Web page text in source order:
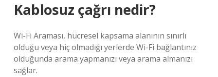
Kablosuz çağrı nedir?
Wi-Fi Araması, hücresel kapsama alanının sınırlı
olduğu veya hiç olmadığı yerlerde Wi-Fi bağlantınız
olduğunda arama yapmanızı veya arama almanızı
sağlar.